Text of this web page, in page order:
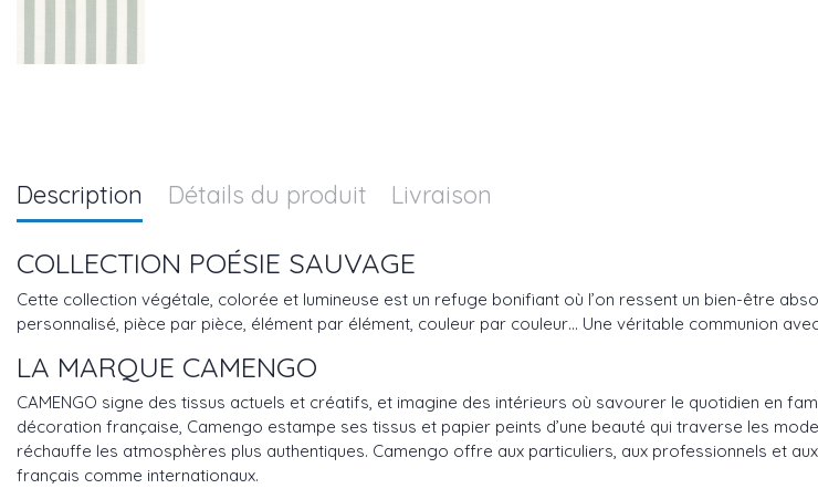
Description Détails du produit Livraison
COLLECTION POÉSIE SAUVAGE
Cette collection végétale, colorée et lumineuse est un refuge bonifiant où l’on ressent un bien-être
personnalisé, pièce par pièce, élément par élément, couleur par couleur… Une véritable communion
LA MARQUE CAMENGO
CAMENGO signe des tissus actuels et créatifs, et imagine des intérieurs où savourer le quotidien en
décoration française, Camengo estampe ses tissus et papier peints d’une beauté qui traverse les
réchauffe les atmosphères plus authentiques. Camengo offre aux particuliers, aux professionnels et
français comme internationaux.